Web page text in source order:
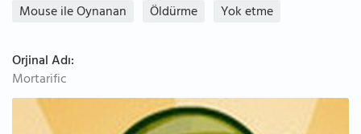
Mouse ile Oynanan
Öldürme Yok etme
Orjinal Adı:
Mortarific